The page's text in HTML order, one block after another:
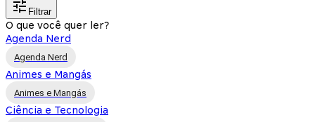
Filtrar
O que você quer ler?
Agenda Nerd
Agenda Nerd
Animes e Mangás
Animes e Mangás
Ciência e Tecnologia